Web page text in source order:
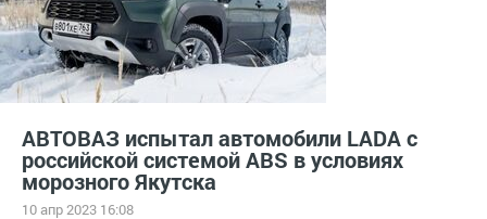
АВТОВАЗ испытал автомобили LADA с
российской системой ABS в условиях
морозного Якутска
10 апр 2023 16:08